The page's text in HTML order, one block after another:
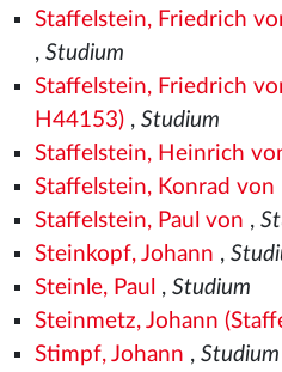
Staffelstein, Friedrich
, Studium
Staffelstein, Friedrich
H44153), Studium
Staffelstein, Heinrich
Staffelstein, Konrad von
Staffelstein, Paul von ,
Steinkopf, Johann ,
Steinle, Paul , Studium
Steinmetz, Johann
Stimpf, Johann , Studium